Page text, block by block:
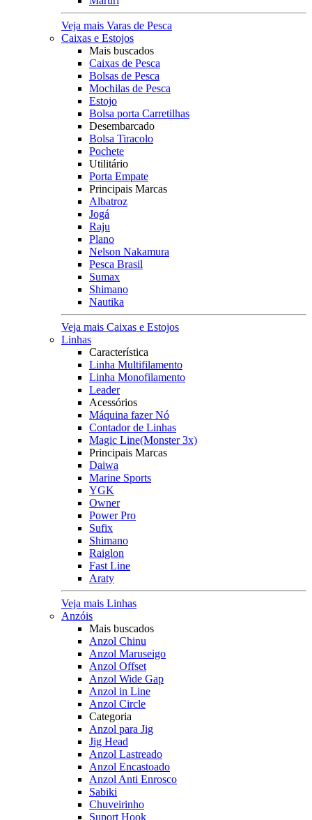
Veja mais Varas de Pesca
Caixas e Estojos
Mais buscados
Caixas de Pesca
Bolsas de Pesca
Mochilas de Pesca
Estojo
Bolsa porta Carretilhas
Desembarcado
Bolsa Tiracolo
Pochete
Utilitário
Porta Empate
Principais Marcas
Albatroz
Jogá
Raju
Plano
Nelson Nakamura
Pesca Brasil
Sumax
Shimano
Nautika
Veja mais Caixas e Estojos
Linhas
Característica
Linha Multifilamento
Linha Monofilamento
Leader
Acessórios
Máquina fazer Nó
Contador de Linhas
Magic Line(Monster 3x)
Principais Marcas
Daiwa
Marine Sports
YGK
Owner
Power Pro
Sufix
Shimano
Raiglon
Fast Line
Araty
Veja mais Linhas
Anzóis
Mais buscados
Anzol Chinu
Anzol Maruseigo
Anzol Offset
Anzol Wide Gap
Anzol in Line
Anzol Circle
Categoria
Anzol para Jig
Jig Head
Anzol Lastreado
Anzol Encastoado
Anzol Anti Enrosco
Sabiki
Chuveirinho
Suport Hook